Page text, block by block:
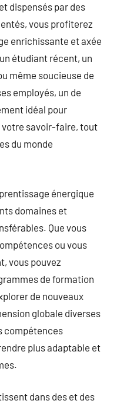
dispensés par des
vous profiterez
enrichissante et axée
étudiant récent, un
même soucieuse de
employés, un de
idéal pour
savoir-faire, tout
du monde
énergique
domaines et
Que vous
ou vous
vous pouvez
de formation
de nouveaux
globale diverses
compétences
plus adaptable et
dans des et des